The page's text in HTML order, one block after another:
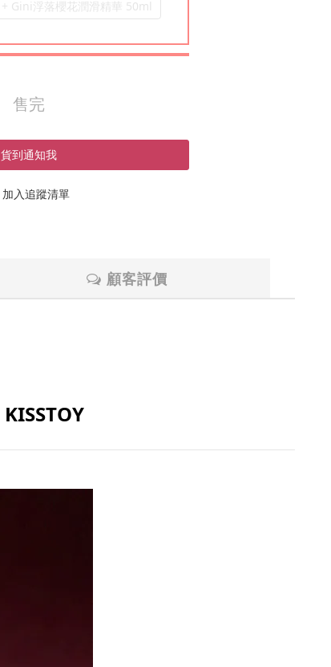
+ Gini浮落櫻花潤滑精華 50ml
售完
貨到通知我
加入追蹤清單
顧客評價